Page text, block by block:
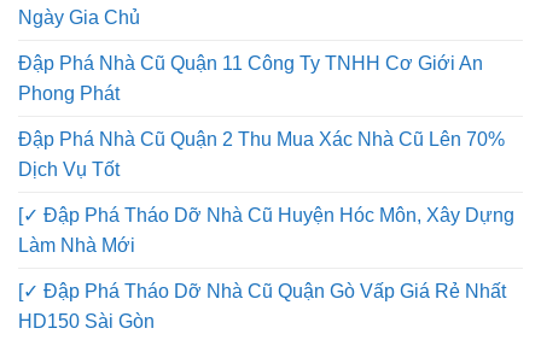
Ngày Gia Chủ
Đập Phá Nhà Cũ Quận 11 Công Ty TNHH Cơ Giới An
Phong Phát
Đập Phá Nhà Cũ Quận 2 Thu Mua Xác Nhà Cũ Lên 70%
Dịch Vụ Tốt
[✓ Đập Phá Tháo Dỡ Nhà Cũ Huyện Hóc Môn, Xây Dựng
Làm Nhà Mới
[✓ Đập Phá Tháo Dỡ Nhà Cũ Quận Gò Vấp Giá Rẻ Nhất
HD150 Sài Gòn